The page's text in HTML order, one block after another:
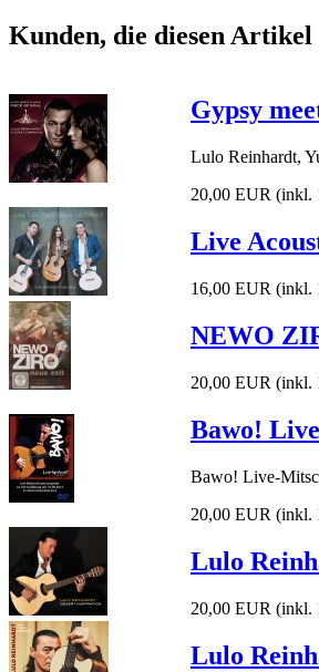
Kunden, die diesen
Gypsy
Lulo Reinhardt,
20,00 EUR (inkl.
Live
16,00 EUR (inkl.
NEWO
20,00 EUR (inkl.
Bawo!
Bawo! Live-
20,00 EUR (inkl.
Lulo
20,00 EUR (inkl.
Lulo